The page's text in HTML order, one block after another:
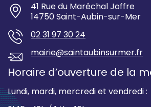
41 Rue du Maréchal Joffre
14750 Saint-Aubin-sur-Mer
02 31 97 30 24
mairie@saintaubinsurmer.fr
Horaire d’ouverture de la
Lundi, mardi, mercredi et vendredi :